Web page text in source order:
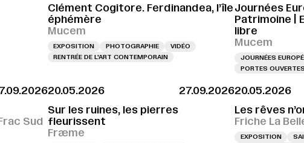
Clément Cogitore. Ferdinandea, l’île
éphémère
Mucem
EXPOSITION PHOTOGRAPHIE
VIDÉO
RENTRÉE DE L'ART CONTEMPORAIN
Journées
Patrimoine |
libre
Mucem
JOURNÉES
PORTES OUVERTES
18H VERNISSAGE LE 25.09.2026 À 18H VERNISSAGE LE 25.09.2026 À 18H
Sud
20.05.2026
27.09.2026
Sur les ruines, les pierres
fleurissent
Fræme
20.05.2026
Les rêves
Friche La
EXPOSITION